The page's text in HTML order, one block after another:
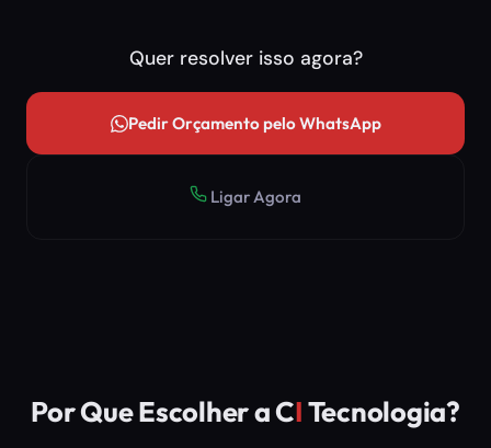
Quer resolver isso agora?
Pedir Orçamento pelo WhatsApp
Ligar Agora
Por Que Escolher a CITecnologia?